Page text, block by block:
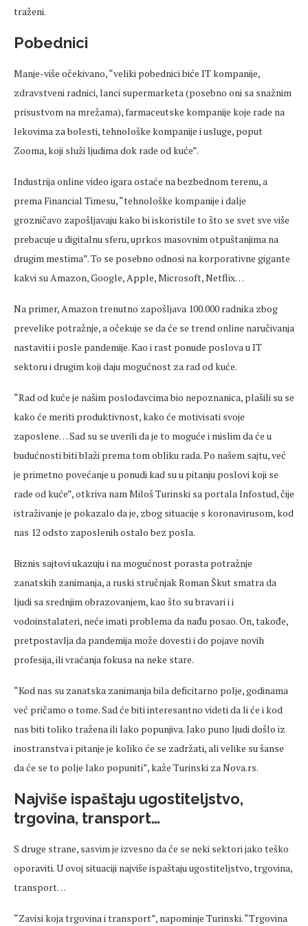
traženi.
Pobednici
Manje-više očekivano, “veliki pobednici biće IT kompanije,
zdravstveni radnici, lanci supermarketa (posebno oni sa snažnim
prisustvom na mrežama), farmaceutske kompanije koje rade na
lekovima za bolesti, tehnološke kompanije i usluge, poput
Zooma, koji služi ljudima dok rade od kuće”.
Industrija online video igara ostaće na bezbednom terenu, a
prema Financial Timesu, “tehnološke kompanije i dalje
grozničavo zapošljavaju kako bi iskoristile to što se svet sve više
prebacuje u digitalnu sferu, uprkos masovnim otpuštanjima na
drugim mestima”. To se posebno odnosi na korporativne gigante
kakvi su Amazon, Google, Apple, Microsoft, Netflix…
Na primer, Amazon trenutno zapošljava 100.000 radnika zbog
prevelike potražnje, a očekuje se da će se trend online naručivanja
nastaviti i posle pandemije. Kao i rast ponude poslova u IT
sektoru i drugim koji daju mogućnost za rad od kuće.
“Rad od kuće je našim poslodavcima bio nepoznanica, plašili su se
kako će meriti produktivnost, kako će motivisati svoje
zaposlene… Sad su se uverili da je to moguće i mislim da će u
budućnosti biti blaži prema tom obliku rada. Po našem sajtu, već
je primetno povećanje u ponudi kad su u pitanju poslovi koji se
rade od kuće”, otkriva nam Miloš Turinski sa portala Infostud, čije
istraživanje je pokazalo da je, zbog situacije s koronavirusom, kod
nas 12 odsto zaposlenih ostalo bez posla.
Biznis sajtovi ukazuju i na mogućnost porasta potražnje
zanatskih zanimanja, a ruski stručnjak Roman Škut smatra da
ljudi sa srednjim obrazovanjem, kao što su bravari i i
vodoinstalateri, neće imati problema da nađu posao. On, takođe,
pretpostavlja da pandemija može dovesti i do pojave novih
profesija, ili vraćanja fokusa na neke stare.
“Kod nas su zanatska zanimanja bila deficitarno polje, godinama
već pričamo o tome. Sad će biti interesantno videti da li će i kod
nas biti toliko tražena ili lako popunjiva. Jako puno ljudi došlo iz
inostranstva i pitanje je koliko će se zadržati, ali velike su šanse
da će se to polje lako popuniti”, kaže Turinski za Nova.rs.
Najviše ispaštaju ugostiteljstvo,
trgovina, transport…
S druge strane, sasvim je izvesno da će se neki sektori jako teško
oporaviti. U ovoj situaciji najviše ispaštaju ugostiteljstvo, trgovina,
transport…
“Zavisi koja trgovina i transport”, napominje Turinski. “Trgovina